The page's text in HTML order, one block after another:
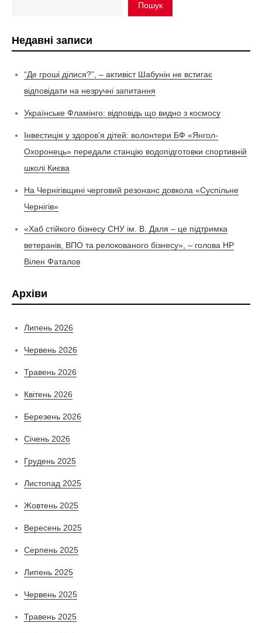
Пошук
Недавні записи
“Де гроші ділися?”, – активіст Шабунін не встигає
відповідати на незручні запитання
Українське Фламінго: відповідь що видно з космосу
Інвестиція у здоров’я дітей: волонтери БФ «Янгол-
Охоронець» передали станцію водопідготовки спортивній
школі Києва
На Чернігівщині черговий резонанс довкола «Суспільне
Чернігів»
«Хаб стійкого бізнесу СНУ ім. В. Даля – це підтримка
ветеранів, ВПО та релокованого бізнесу», – голова НР
Вілен Фаталов
Архіви
Липень 2026
Червень 2026
Травень 2026
Квітень 2026
Березень 2026
Січень 2026
Грудень 2025
Листопад 2025
Жовтень 2025
Вересень 2025
Серпень 2025
Липень 2025
Червень 2025
Травень 2025